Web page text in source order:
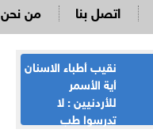
من نحن اتصل بنا
نقيب أطباء الاسنان
أية الأسمر
للأردنيين : لا
تدرسوا طب